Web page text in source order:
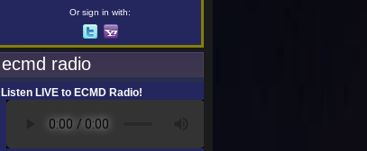
Or sign in with:
ecmd radio
Listen LIVE to ECMD Radio!